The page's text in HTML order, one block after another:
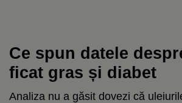
Ce spun datele
ficat gras și diabet
Analiza nu a găsit dovezi că